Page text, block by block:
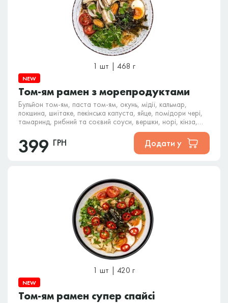
1 шт | 468 г
NEW
Том-ям рамен з морепродуктами
Бульйон том-ям, паста том-ям, окунь, мідії, кальмар,
локшина, шиїтаке, пекінська капуста, яйце, помідори чері,
тамаринд, рибний та соєвий соуси, вершки, норі, кінза,
399 ГРН Додати у
1 шт | 420 г
NEW
Том-ям рамен супер спайсі